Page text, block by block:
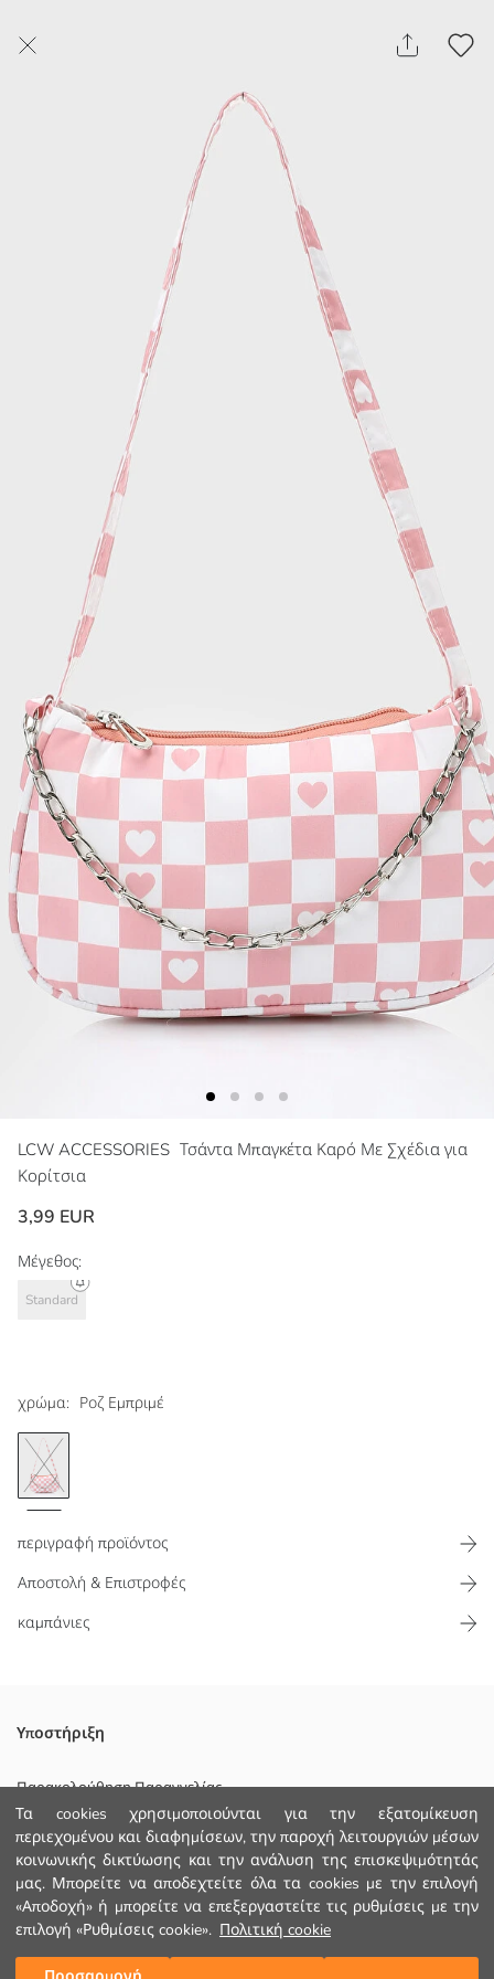
Τα cookies χρησιμοποιούνται για την εξατομίκευση
περιεχομένου και διαφημίσεων, την παροχή λειτουργιών μέσων
κοινωνικής δικτύωσης και την ανάλυση της επισκεψιμότητάς
μας. Μπορείτε να αποδεχτείτε όλα τα cookies με την επιλογή
«Αποδοχή» ή μπορείτε να επεξεργαστείτε τις ρυθμίσεις με την
επιλογή «Ρυθμίσεις cookie». Πολιτική cookie
LCW ACCESSORIES Τσάντα Μπαγκέτα Καρό Με Σχέδια για
Κορίτσια
3,99 EUR
χρώμα: Ροζ Εμπριμέ
Μέγεθος:
Standard
περιγραφή προϊόντος
Αποστολή & Επιστροφές
καμπάνιες
Η τσάντα ώμου με κλείσιμο με φερμουάρ για κορίτσια έχει καρό και
υφασμάτινο μοτίβο με καρδιές. Υπάρχει λεπτομέρεια αλυσίδας στο
Κυριο Υφασμα:
Φοδρα:
Χώρα προέλευσης:
Πωλητής:
Υπο-μάρκα:
Φύλο:
Προϊόν Διάστασης:
Χοντρό:
Υποστήριξη
Παρακολούθηση Παραγγελίας
Φόρμα Επικοινωνίας
+30 2102201080
ΒΟΗΘΕΙΑ